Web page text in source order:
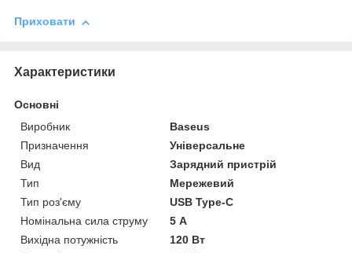
Приховати
Характеристики
Основні
Виробник
Baseus
Призначення
Універсальне
Вид
Зарядний пристрій
Тип
Мережевий
Тип роз'єму
USB Type-C
Номінальна сила струму
5 А
Вихідна потужність
120 Вт